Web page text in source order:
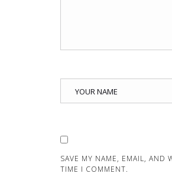
SAVE MY NAME, EMAIL, AND
TIME I COMMENT.